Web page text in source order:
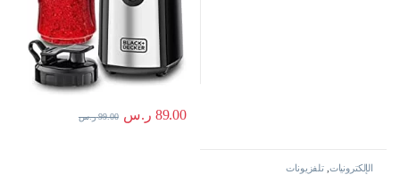
89.00 ر.س 99.00 ر.س
الإلكترونيات ,تلفزيونات